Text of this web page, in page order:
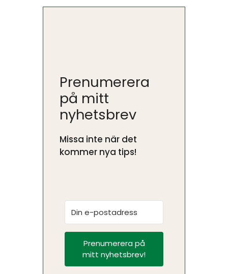
Prenumerera
på mitt
nyhetsbrev
Missa inte när det
kommer nya tips!
Prenumerera på
mitt nyhetsbrev!